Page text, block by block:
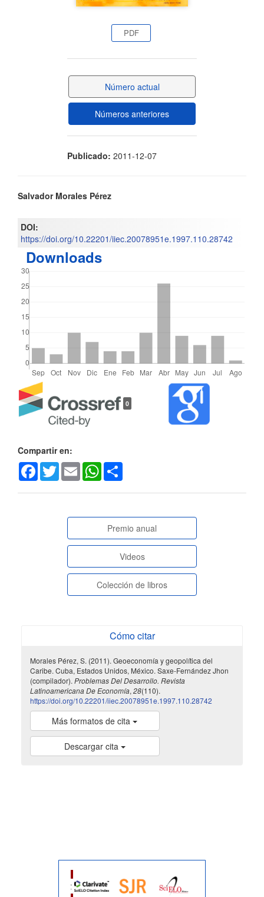
PDF
Número actual
Números anteriores
Publicado: 2011-12-07
Contenido
principal
del
artículo
Salvador Morales Pérez
DOI:
https://doi.org/10.22201/iiec.20078951e.1997.110.28742
Downloads
Detalles
del
artículo
0
Compartir en:
Facebook
TwitterEmail WhatsApp
paginasespeciales
Premio anual
Videos
Colección de libros
Cómo citar
Morales Pérez, S. (2011). Geoeconomía y geopolítica del
Caribe. Cuba, Estados Unidos, México. Saxe-Fernández Jhon
(compilador). Problemas Del Desarrollo. Revista
Latinoamericana De Economía, 28(110).
https://doi.org/10.22201/iiec.20078951e.1997.110.28742
Más formatos de cita
Descargar cita